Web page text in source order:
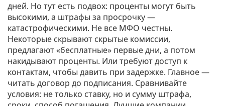
дней. Но тут есть подвох: проценты могут быть
высокими, а штрафы за просрочку —
катастрофическими. Не все МФО честны.
Некоторые скрывают скрытые комиссии,
предлагают «бесплатные» первые дни, а потом
накидывают проценты. Или требуют доступ к
контактам, чтобы давить при задержке. Главное —
читать договор до подписания. Сравнивайте
условия: не только ставку, но и сумму штрафа,